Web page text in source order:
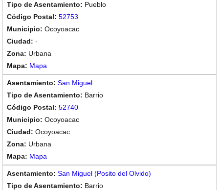
Pueblo
52753
Ocoyoacac
-
Urbana
Mapa
San Miguel
Barrio
52740
Ocoyoacac
Ocoyoacac
Urbana
Mapa
San Miguel (Posito del Olvido)
Barrio